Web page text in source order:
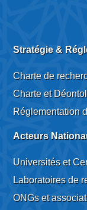
Stratégie &
Charte de
Charte et
Réglementation
Acteurs
Universités et
Laboratoires de
ONGs et